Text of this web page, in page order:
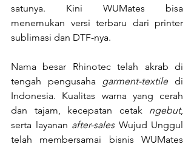
satunya. Kini WUMates bisa
menemukan versi terbaru dari printer
sublimasi dan DTF-nya.
Nama besar Rhinotec telah akrab di
tengah pengusaha garment-textile di
Indonesia. Kualitas warna yang cerah
dan tajam, kecepatan cetak ngebut,
serta layanan after-sales Wujud Unggul
telah membersamai bisnis WUMates